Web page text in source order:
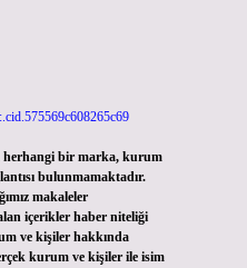
herhangi bir marka, kurum
bulunmamaktadır.
makaleler
içerikler haber niteliği
ve kişiler hakkında
kurum ve kişiler ile isim